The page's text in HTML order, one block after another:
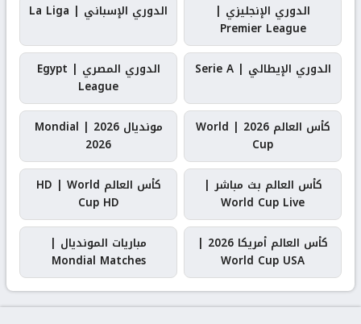
الدوري الإنجليزي |
Premier League
الدوري الإسباني | La Liga
الدوري الإيطالي | Serie A
الدوري المصري | Egypt
League
كأس العالم 2026 | World
Cup
مونديال 2026 | Mondial
2026
كأس العالم بث مباشر |
World Cup Live
كأس العالم HD | World
Cup HD
كأس العالم أمريكا 2026 |
World Cup USA
مباريات المونديال |
Mondial Matches